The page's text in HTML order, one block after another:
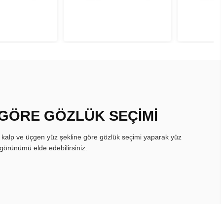
GÖZLÜK SEÇİMİ
ve üçgen yüz şekline göre gözlük seçimi yaparak yüz
elde edebilirsiniz.